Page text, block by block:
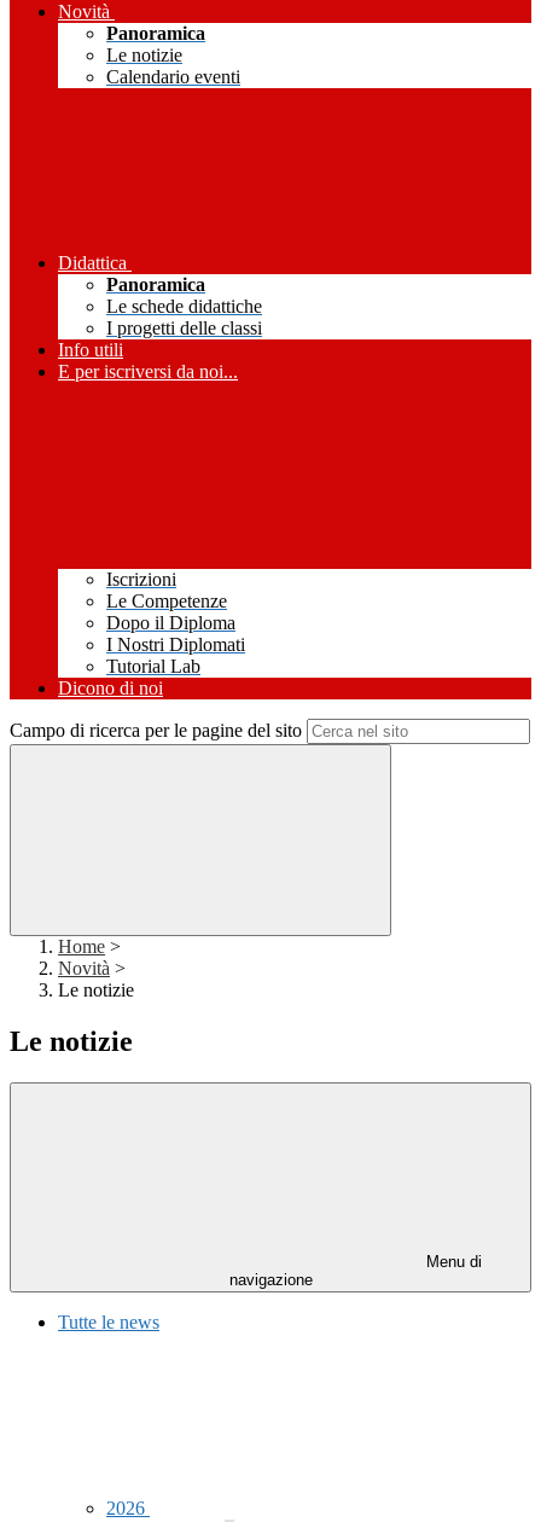
Novità
Panoramica
Le notizie
Calendario eventi
Didattica
Panoramica
Le schede didattiche
I progetti delle classi
Info utili
E per iscriversi da noi...
Iscrizioni
Le Competenze
Dopo il Diploma
I Nostri Diplomati
Tutorial Lab
Dicono di noi
Campo di ricerca per le pagine del sito
Home >
Novità >
Le notizie
Le notizie
Menu di
navigazione
Tutte le news
2026